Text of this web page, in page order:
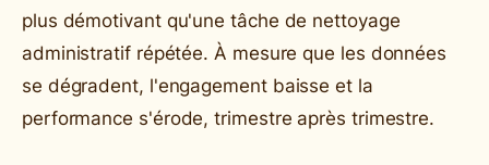
plus démotivant qu'une tâche de nettoyage
administratif répétée. À mesure que les données
se dégradent, l'engagement baisse et la
performance s'érode, trimestre après trimestre.